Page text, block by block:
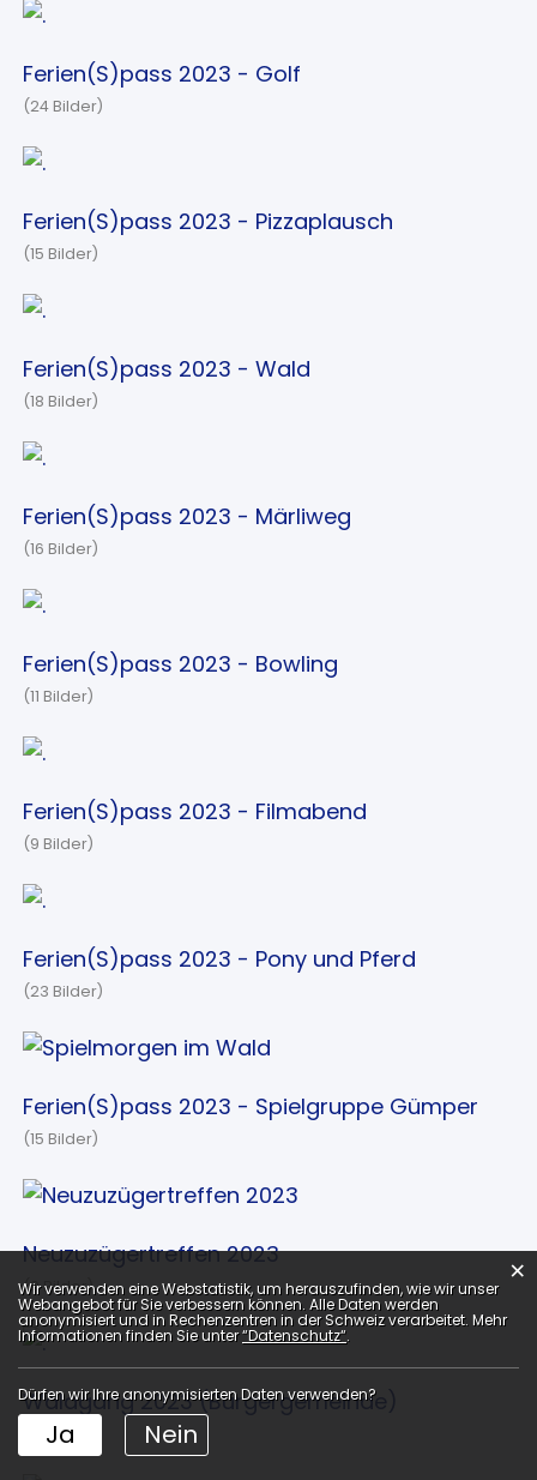
Ferien(S)pass 2023 - Golf
(24 Bilder)
Ferien(S)pass 2023 - Pizzaplausch
(15 Bilder)
Ferien(S)pass 2023 - Wald
(18 Bilder)
Ferien(S)pass 2023 - Märliweg
(16 Bilder)
Ferien(S)pass 2023 - Bowling
(11 Bilder)
Ferien(S)pass 2023 - Filmabend
(9 Bilder)
Ferien(S)pass 2023 - Pony und Pferd
(23 Bilder)
Ferien(S)pass 2023 - Spielgruppe Gümper
(15 Bilder)
Neuzuzügertreffen 2023
(9 Bilder)
Waldgang 2023 (Bürgergemeinde)
(21 Bilder)
Webstatistik
Wir verwenden eine Webstatistik, um herauszufinden, wie wir unser
Webangebot für Sie verbessern können. Alle Daten werden
anonymisiert und in Rechenzentren in der Schweiz verarbeitet. Mehr
Informationen finden Sie unter“Datenschutz“.
Dürfen wir Ihre anonymisierten Daten verwenden?
Ja Nein
×